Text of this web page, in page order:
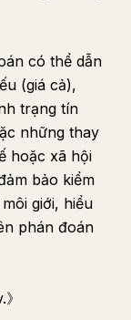
có thể dẫn
(giá cả),
trạng tín
những thay
hoặc xã hội
bảo kiểm
giới, hiểu
phán đoán